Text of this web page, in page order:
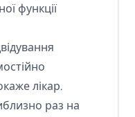
функції
лікар.
раз на